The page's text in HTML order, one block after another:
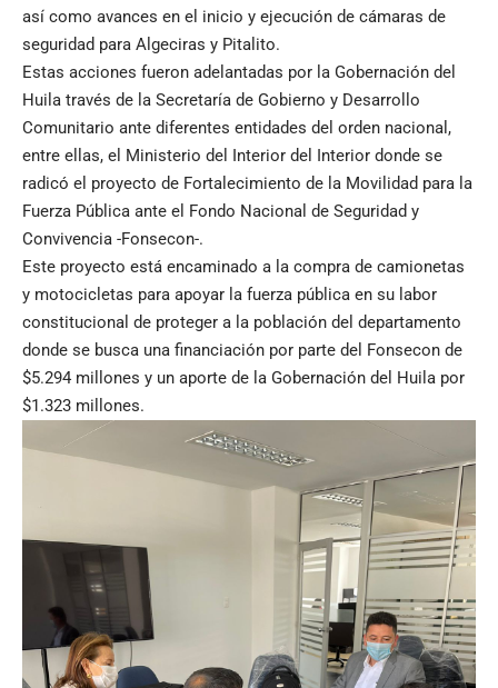
así como avances en el inicio y ejecución de cámaras de
seguridad para Algeciras y Pitalito.
Estas acciones fueron adelantadas por la Gobernación del
Huila través de la Secretaría de Gobierno y Desarrollo
Comunitario ante diferentes entidades del orden nacional,
entre ellas, el Ministerio del Interior del Interior donde se
radicó el proyecto de Fortalecimiento de la Movilidad para la
Fuerza Pública ante el Fondo Nacional de Seguridad y
Convivencia -Fonsecon-.
Este proyecto está encaminado a la compra de camionetas
y motocicletas para apoyar la fuerza pública en su labor
constitucional de proteger a la población del departamento
donde se busca una financiación por parte del Fonsecon de
$5.294 millones y un aporte de la Gobernación del Huila por
$1.323 millones.